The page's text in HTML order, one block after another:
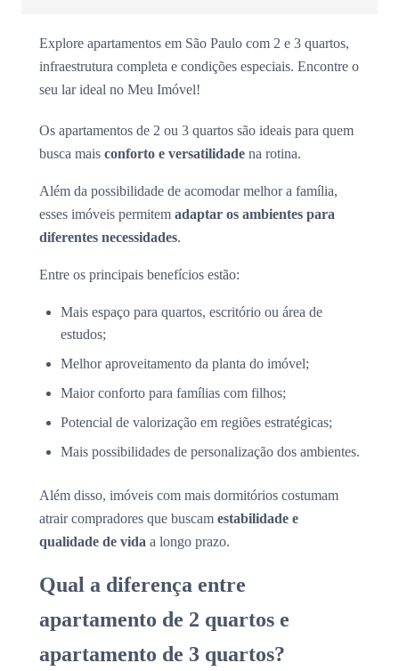
Explore apartamentos em São Paulo com 2 e 3 quartos,
infraestrutura completa e condições especiais. Encontre o
seu lar ideal no Meu Imóvel!
Os apartamentos de 2 ou 3 quartos são ideais para quem
busca mais conforto e versatilidade na rotina.
Além da possibilidade de acomodar melhor a família,
esses imóveis permitem adaptar os ambientes para
diferentes necessidades.
Entre os principais benefícios estão:
Mais espaço para quartos, escritório ou área de
estudos;
Melhor aproveitamento da planta do imóvel;
Maior conforto para famílias com filhos;
Potencial de valorização em regiões estratégicas;
Mais possibilidades de personalização dos ambientes.
Além disso, imóveis com mais dormitórios costumam
atrair compradores que buscam estabilidade e
qualidade de vida a longo prazo.
Qual a diferença entre
apartamento de 2 quartos e
apartamento de 3 quartos?